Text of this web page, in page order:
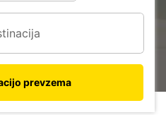
prevzema